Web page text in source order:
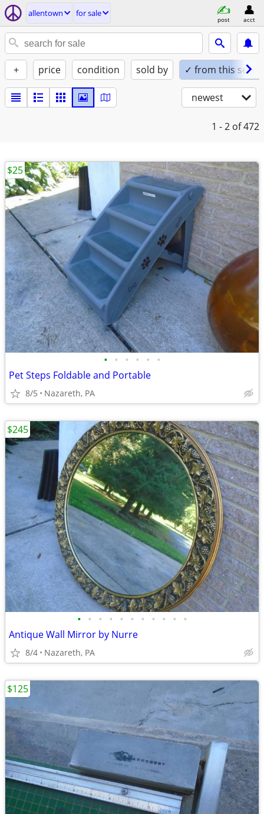
allentown for sale
post acct
+ price condition sold by ✓ from this seller
newest
1 - 2 of 472
• • • • • •
Pet Steps Foldable and Portable
8/5 Nazareth, PA
$25
• • • • • • • • • • •
Antique Wall Mirror by Nurre
8/4 Nazareth, PA
$245
$125